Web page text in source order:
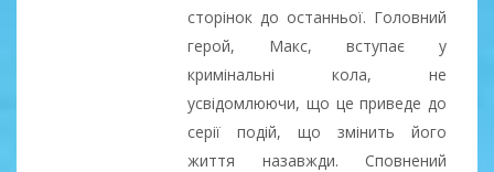
сторінок до останньої. Головний
герой, Макс, вступає у
кримінальні кола, не
усвідомлюючи, що це приведе до
серії подій, що змінить його
життя назавжди. Сповнений